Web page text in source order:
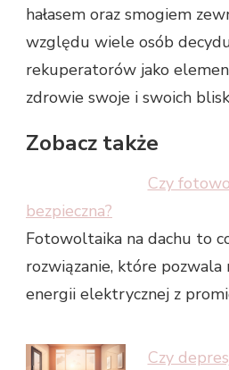
hałasem oraz smogiem
względu wiele osób
rekuperatorów jako
zdrowie swoje i swoich
Zobacz także
Czy
bezpieczna?
Fotowoltaika na dachu to
rozwiązanie, które pozwala
energii elektrycznej z
Czy